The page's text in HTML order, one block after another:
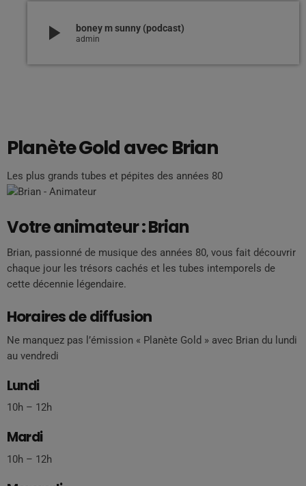
play_arrow boney m sunny (podcast)
admin
PlanèteGoldavec Brian
Les plus grands tubes et pépites des années 80
Votre animateur :Brian
Brian, passionné de musique des années 80, vous fait découvrir
chaque jour les trésors cachés et les tubes intemporels de
cette décennie légendaire.
Horaires de diffusion
Ne manquez pas l’émission « Planète Gold » avec Brian du lundi
au vendredi
Lundi
10h – 12h
Mardi
10h – 12h